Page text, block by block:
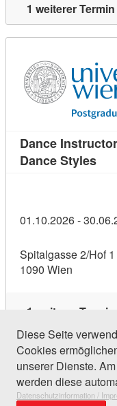
1 weiterer Termin
Dance
Dance Styles
01.10.2026 -
Spitalgasse 2/Hof 1
1090 Wien
1 weiterer Termin
48 Einträge
Diese Seite
Cookies
unserer Dienste.
werden diese
Datenschutzinformation /